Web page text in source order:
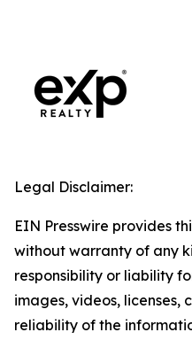
Legal Disclaimer:
EIN Presswire provides
without warranty of any
responsibility or liability
images, videos, licenses,
reliability of the